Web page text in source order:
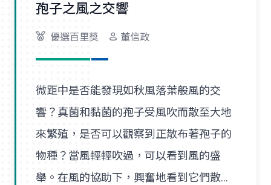
孢子之風之交響
優選百里獎 董信政
微距中是否能發現如秋風落葉般風的交
響？真菌和黏菌的孢子受風吹而散至大地
來繁殖，是否可以觀察到正散布著孢子的
物種？當風輕輕吹過，可以看到風的盛
舉。在風的協助下，興奮地看到它們散播